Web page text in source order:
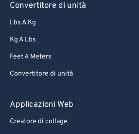
Convertitore di unità
Lbs A Kg
Kg A Lbs
Feet A Meters
Convertitore di unità
Applicazioni Web
Creatore di collage